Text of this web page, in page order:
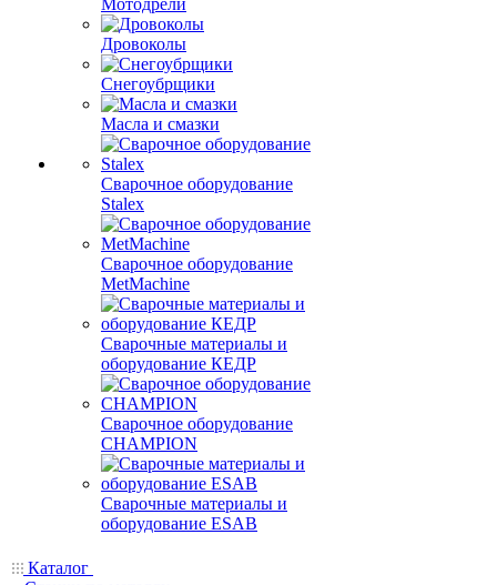
Мотодрели
Дровоколы
Снегоубрщики
Масла и смазки
Сварочное оборудование
Stalex
Сварочное оборудование
MetMachine
Сварочные материалы и
оборудование КЕДР
Сварочное оборудование
CHAMPION
Сварочные материалы и
оборудование ESAB
Каталог